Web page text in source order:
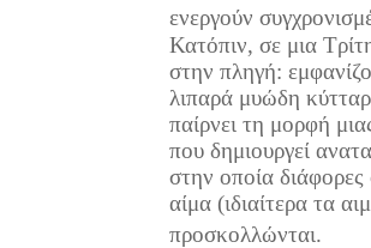
ενεργούν
Κατόπιν, σε μια
στην πληγή:
λιπαρά μυώδη
παίρνει τη μορφή
που δημιουργεί
στην οποία
αίμα (ιδιαίτερα τα
προσκολλώνται.